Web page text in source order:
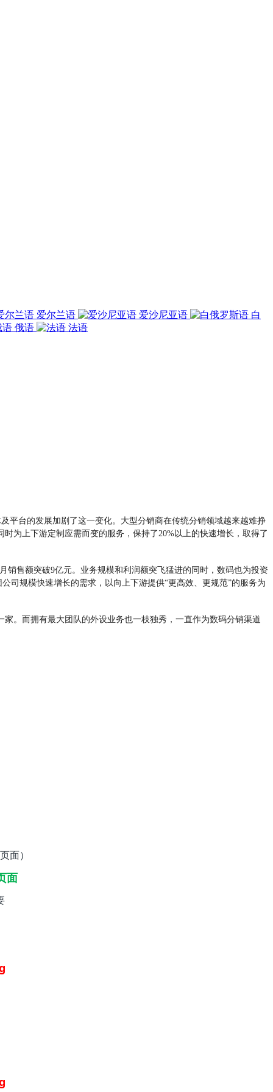
爱尔兰语 爱沙尼亚语
白
俄语
法语
平台的发展加剧了这一变化。大型分销商在传统分销领域越来越难挣
为上下游定制应需而变的服务，保持了20%以上的快速增长，取得了
售额突破9亿元。业务规模和利润额突飞猛进的同时，数码也为投资
司规模快速增长的需求，以向上下游提供“更高效、更规范”的服务为
而拥有最大团队的外设业务也一枝独秀，一直作为数码分销渠道
面）
面